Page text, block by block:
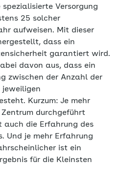
Versorgung
25 solcher
aufweisen. Mit dieser
dass ein
garantiert wird.
davon aus, dass ein
zwischen der Anzahl der
jeweiligen
Kurzum: Je mehr
durchgeführt
auch die Erfahrung des
Und je mehr Erfahrung
ist ein
für die Kleinsten